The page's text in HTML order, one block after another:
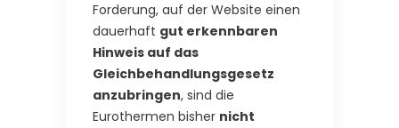
Forderung, auf der Website einen
dauerhaft gut erkennbaren
Hinweis auf das
Gleichbehandlungsgesetz
anzubringen, sind die
Eurothermen bisher nicht